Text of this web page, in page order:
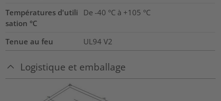
Températures d'utili
sation °C
De -40 °C à +105 °C
Tenue au feu UL94 V2
Logistique et emballage